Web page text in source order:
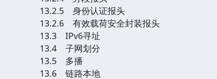
13.2.5 身份认证报头
13.2.6 有效载荷安全封装报头
13.3 IPv6寻址
13.4 子网划分
13.5 多播
13.6 链路本地